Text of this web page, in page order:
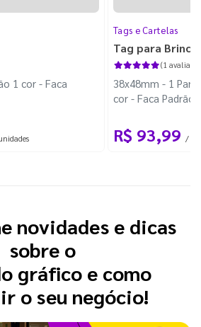
1 cor - Faca
Tags e Cartelas
Tag para Brinco
(1
38x48mm - 1 Par
cor - Faca Padrão
R$ 93,99 /
novidades e dicas
sobre o
gráfico e como
o seu negócio!